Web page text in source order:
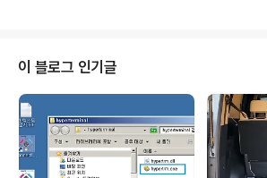
판매 중인 시거 소켓 https://igotit.tistory.com/5312
2. 차량igotit.tistory.com DIY . 스타리아 . 태양광 패널
전선 인입부차량 지붕 태양광 패널 전선 인입부 달고 차량
내부 전선 정리 차량 지붕에 태양전지 전..
이 블로그 인기글